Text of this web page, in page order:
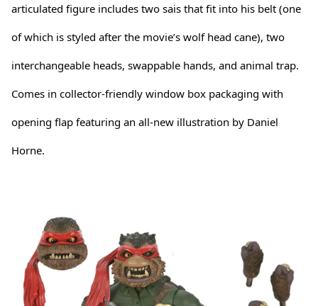
articulated figure includes two sais that fit into his belt (one
of which is styled after the movie’s wolf head cane), two
interchangeable heads, swappable hands, and animal trap.
Comes in collector-friendly window box packaging with
opening flap featuring an all-new illustration by Daniel
Horne.